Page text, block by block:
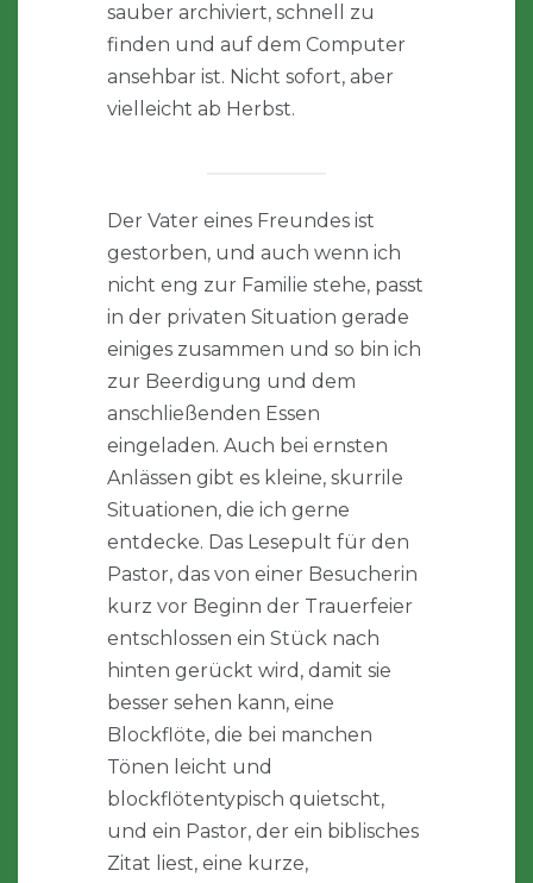
sauber archiviert, schnell zu
finden und auf dem Computer
ansehbar ist. Nicht sofort, aber
vielleicht ab Herbst.
Der Vater eines Freundes ist
gestorben, und auch wenn ich
nicht eng zur Familie stehe, passt
in der privaten Situation gerade
einiges zusammen und so bin ich
zur Beerdigung und dem
anschließenden Essen
eingeladen. Auch bei ernsten
Anlässen gibt es kleine, skurrile
Situationen, die ich gerne
entdecke. Das Lesepult für den
Pastor, das von einer Besucherin
kurz vor Beginn der Trauerfeier
entschlossen ein Stück nach
hinten gerückt wird, damit sie
besser sehen kann, eine
Blockflöte, die bei manchen
Tönen leicht und
blockflötentypisch quietscht,
und ein Pastor, der ein biblisches
Zitat liest, eine kurze,